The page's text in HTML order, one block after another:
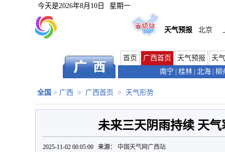
今天是2026年8月10日 星期一
天气预报 北京
首页 广西首页 天气预报
天
南宁
桂林 北海 柳
全国 > 广西 > 广西首页 > 天气形势
未来三天阴雨持续 天
2025-11-02 00:05:00 来源： 中国天气网广西站